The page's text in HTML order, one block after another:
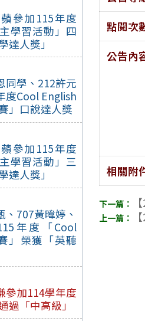
參加115年度
學習活動」四
達人獎」
同學、212許元
度Cool English
」口說達人獎
參加115年度
學習活動」三
達人獎」
707黃暐婷、
年度「Cool
」榮獲「英聽
參加114學年度
過「中高級」
點閱次
公告內
相關附